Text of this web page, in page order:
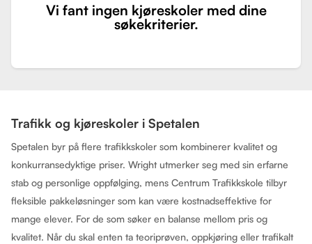
Vi fant ingen kjøreskoler med dine
søkekriterier.
Trafikk og kjøreskoler i Spetalen
Spetalen byr på flere trafikkskoler som kombinerer kvalitet og
konkurransedyktige priser. Wright utmerker seg med sin erfarne
stab og personlige oppfølging, mens Centrum Trafikkskole tilbyr
fleksible pakkeløsninger som kan være kostnadseffektive for
mange elever. For de som søker en balanse mellom pris og
kvalitet. Når du skal enten ta teoriprøven, oppkjøring eller trafikalt